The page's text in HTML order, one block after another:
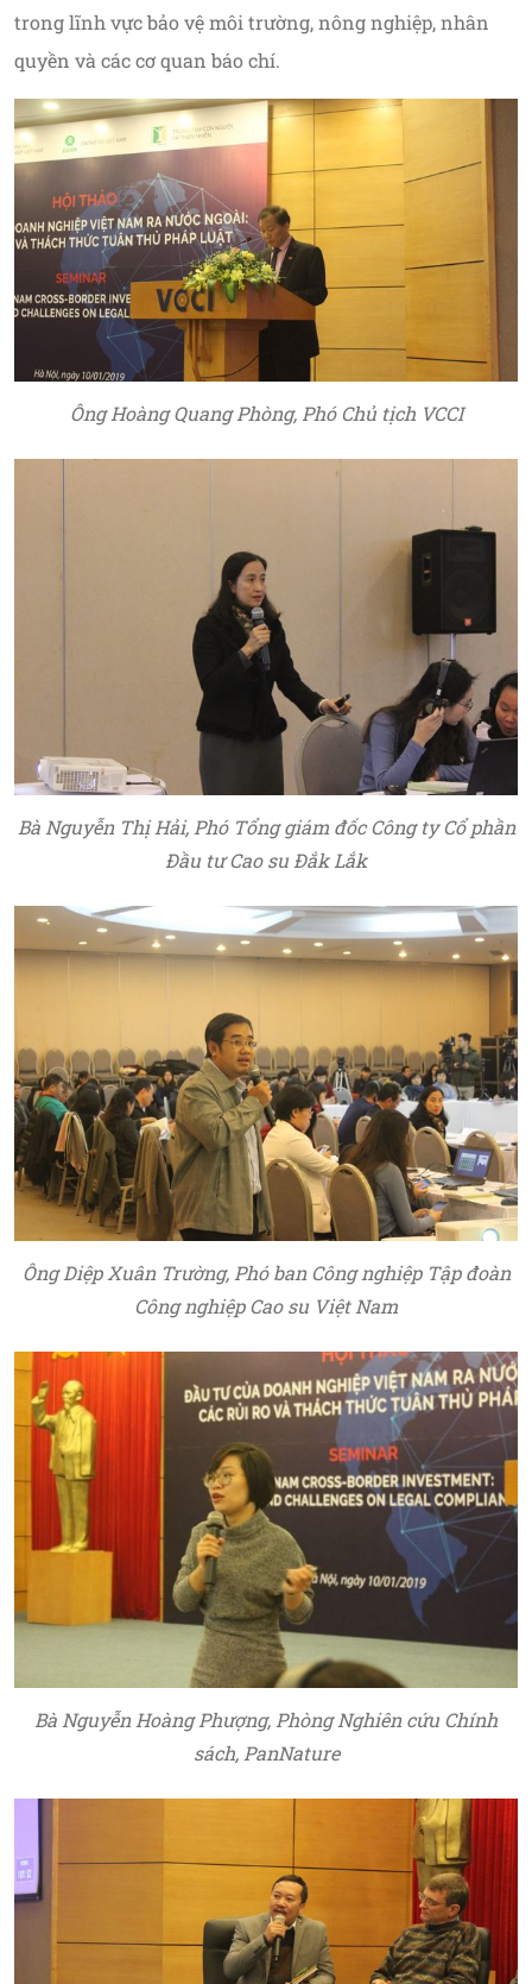
trong lĩnh vực bảo vệ môi trường, nông nghiệp, nhân
quyền và các cơ quan báo chí.
Ông Hoàng Quang Phòng, Phó Chủ tịch VCCI
Bà Nguyễn Thị Hải, Phó Tổng giám đốc Công ty Cổ phần
Đầu tư Cao su Đắk Lắk
Ông Diệp Xuân Trường, Phó ban Công nghiệp Tập đoàn
Công nghiệp Cao su Việt Nam
Bà Nguyễn Hoàng Phượng, Phòng Nghiên cứu Chính
sách, PanNature